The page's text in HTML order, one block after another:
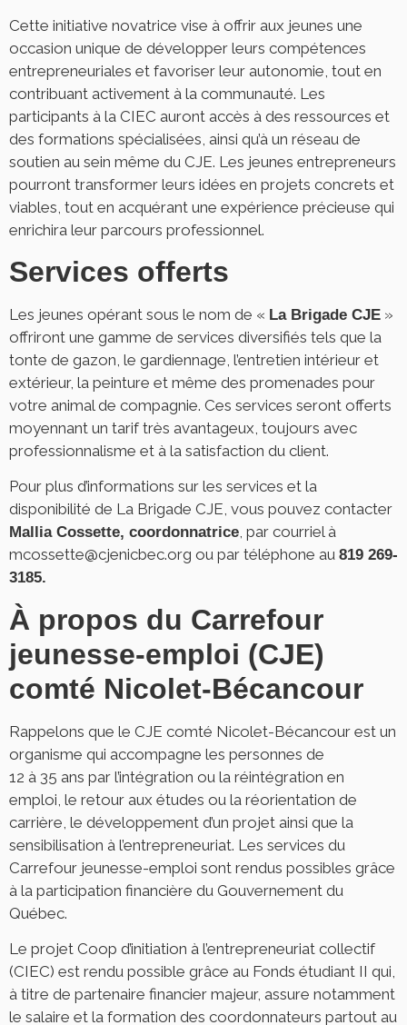
Cette initiative novatrice vise à offrir aux jeunes une
occasion unique de développer leurs compétences
entrepreneuriales et favoriser leur autonomie, tout en
contribuant activement à la communauté. Les
participants à la CIEC auront accès à des ressources et
des formations spécialisées, ainsi qu’à un réseau de
soutien au sein même du CJE. Les jeunes entrepreneurs
pourront transformer leurs idées en projets concrets et
viables, tout en acquérant une expérience précieuse qui
enrichira leur parcours professionnel.
Services offerts
Les jeunes opérant sous le nom de « La Brigade CJE »
offriront une gamme de services diversifiés tels que la
tonte de gazon, le gardiennage, l’entretien intérieur et
extérieur, la peinture et même des promenades pour
votre animal de compagnie. Ces services seront offerts
moyennant un tarif très avantageux, toujours avec
professionnalisme et à la satisfaction du client.
Pour plus d’informations sur les services et la
disponibilité de La Brigade CJE, vous pouvez contacter
Mallia Cossette, coordonnatrice, par courriel à
mcossette@cjenicbec.org ou par téléphone au 819 269-
3185.
À propos du Carrefour
jeunesse-emploi (CJE)
comté Nicolet-Bécancour
Rappelons que le CJE comté Nicolet-Bécancour est un
organisme qui accompagne les personnes de
12 à 35 ans par l’intégration ou la réintégration en
emploi, le retour aux études ou la réorientation de
carrière, le développement d’un projet ainsi que la
sensibilisation à l’entrepreneuriat. Les services du
Carrefour jeunesse-emploi sont rendus possibles grâce
à la participation financière du Gouvernement du
Québec.
Le projet Coop d’initiation à l’entrepreneuriat collectif
(CIEC) est rendu possible grâce au Fonds étudiant II qui,
à titre de partenaire financier majeur, assure notamment
le salaire et la formation des coordonnateurs partout au